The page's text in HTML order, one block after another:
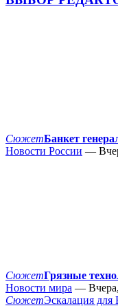
СюжетБанкет
Новости России —
СюжетГрязные
Новости мира —
СюжетЭскалация